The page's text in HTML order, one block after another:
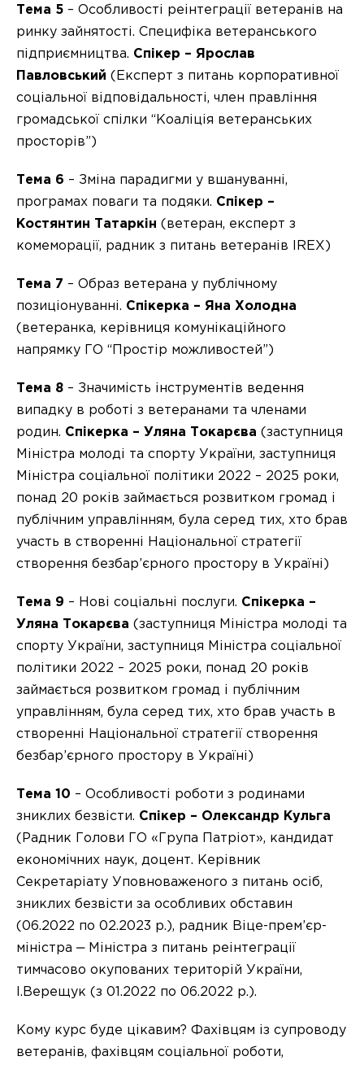
Тема 5 – Особливості реінтеграції ветеранів на
ринку зайнятості. Специфіка ветеранського
підприємництва. Спікер – ⁠Ярослав
Павловський (Експерт з питань корпоративної
соціальної відповідальності, член правління
громадської спілки “Коаліція ветеранських
просторів”)
Тема 6 – Зміна парадигми у вшануванні,
програмах поваги та подяки. Спікер –
⁠Костянтин Татаркін (ветеран, експерт з
комеморації, радник з питань ветеранів IREX)
Тема 7 – Образ ветерана у публічному
позиціонуванні. Спікерка – ⁠Яна Холодна
(ветеранка, керівниця комунікаційного
напрямку ГО “Простір можливостей”)
Тема 8 – Значимість інструментів ведення
випадку в роботі з ветеранами та членами
родин. Спікерка – ⁠Уляна Токарєва (заступниця
Міністра молоді та спорту України, заступниця
Міністра соціальної політики 2022 – 2025 роки,
понад 20 років займається розвитком громад і
публічним управлінням, була серед тих, хто брав
участь в створенні Національної стратегії
створення безбар’єрного простору в Україні)
Тема 9 – Нові соціальні послуги. Спікерка –
⁠Уляна Токарєва (заступниця Міністра молоді та
спорту України, заступниця Міністра соціальної
політики 2022 – 2025 роки, понад 20 років
займається розвитком громад і публічним
управлінням, була серед тих, хто брав участь в
створенні Національної стратегії створення
безбар’єрного простору в Україні)
Тема 10 – Особливості роботи з родинами
зниклих безвісти. Спікер – Олександр Кульга
(Радник Голови ГО «Група Патріот», кандидат
економічних наук, доцент. Керівник
Секретаріату Уповноваженого з питань осіб,
зниклих безвісти за особливих обставин
(06.2022 по 02.2023 р.), радник Віце-прем’єр-
міністра ‒ Міністра з питань реінтеграції
тимчасово окупованих територій України,
І.Верещук (з 01.2022 по 06.2022 р.).
Кому курс буде цікавим? Фахівцям із супроводу
ветеранів, фахівцям соціальної роботи,